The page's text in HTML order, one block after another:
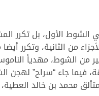
الأول، بل تكرر
من الثانية، وتكرر
من الشوط، مهدياً
ومحتفلاً بناموس الجذاع قعدان مفتوح في توقيت